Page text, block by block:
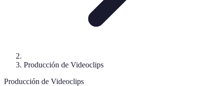
Producción de Videoclips
Producción de Videoclips